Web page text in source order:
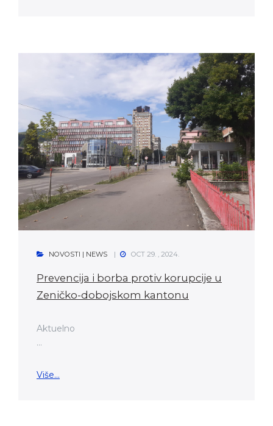
NOVOSTI | NEWS OCT 29. , 2024.
Prevencija i borba protiv korupcije u
Zeničko-dobojskom kantonu
Aktuelno
...
Više...